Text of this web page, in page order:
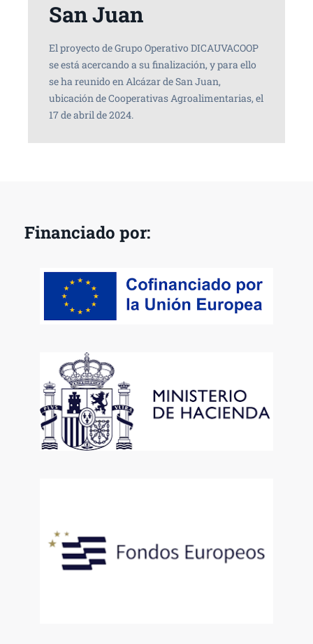
San Juan
El proyecto de Grupo Operativo DICAUVACOOP
se está acercando a su finalización, y para ello
se ha reunido en Alcázar de San Juan,
ubicación de Cooperativas Agroalimentarias, el
17 de abril de 2024.
Financiado por: